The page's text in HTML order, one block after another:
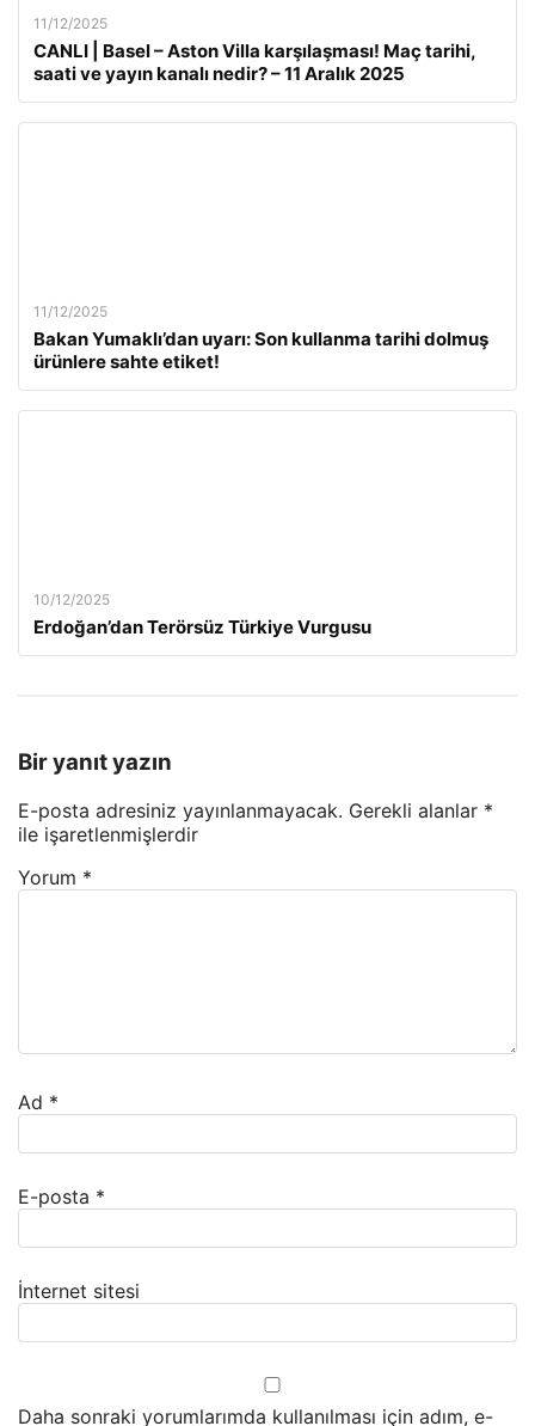
11/12/2025
CANLI | Basel – Aston Villa karşılaşması! Maç tarihi,
saati ve yayın kanalı nedir? – 11 Aralık 2025
11/12/2025
Bakan Yumaklı’dan uyarı: Son kullanma tarihi dolmuş
ürünlere sahte etiket!
10/12/2025
Erdoğan’dan Terörsüz Türkiye Vurgusu
Bir yanıt yazın
E-posta adresiniz yayınlanmayacak. Gerekli alanlar *
ile işaretlenmişlerdir
Yorum *
Ad *
E-posta *
İnternet sitesi
Daha sonraki yorumlarımda kullanılması için adım, e-